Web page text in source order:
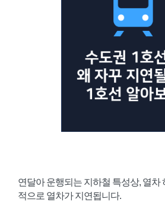
연달아 운행되는 지하철 특성상, 열차
적으로 열차가 지연됩니다.